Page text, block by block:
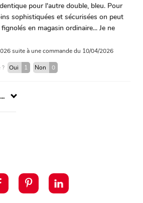
pour l'autre double, bleu. Pour
sophistiquées et sécurisées on peut
en magasin ordinaire... Je ne
suite à une commande du 10/04/2026
? Oui 1 Non 0